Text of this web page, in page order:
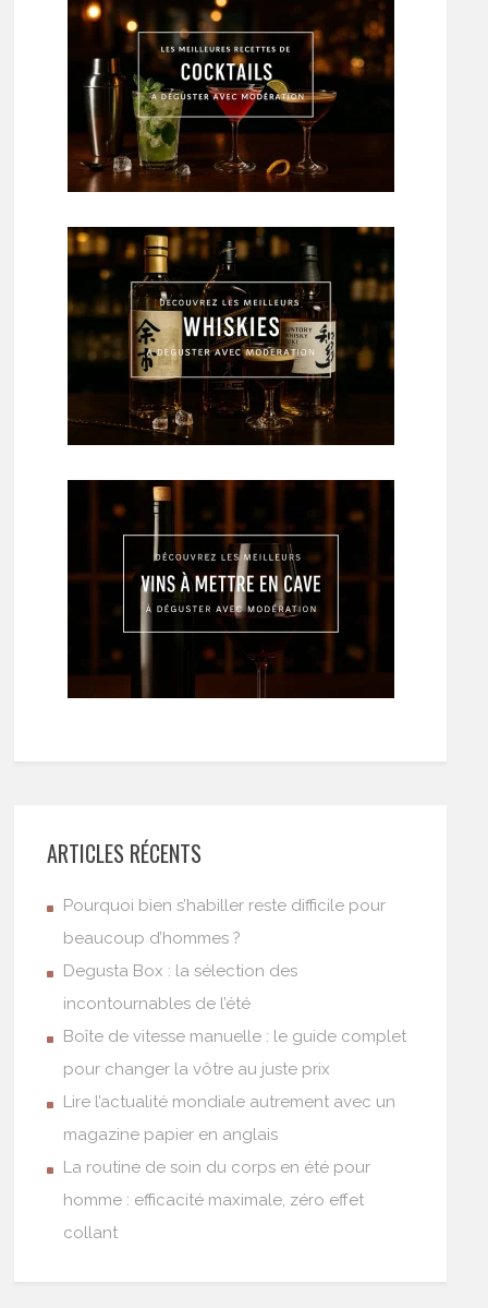
ARTICLES RÉCENTS
Pourquoi bien s’habiller reste difficile pour
beaucoup d’hommes ?
Degusta Box : la sélection des
incontournables de l’été
Boîte de vitesse manuelle : le guide complet
pour changer la vôtre au juste prix
Lire l’actualité mondiale autrement avec un
magazine papier en anglais
La routine de soin du corps en été pour
homme : efficacité maximale, zéro effet
collant